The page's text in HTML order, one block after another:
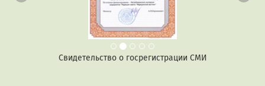
Свидетельство о госрегистрации СМИ